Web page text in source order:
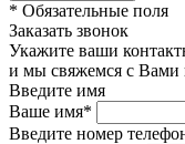
* Обязательные поля
Заказать звонок
Укажите ваши
и мы свяжемся с Вами
Введите имя
Ваше имя*
Введите номер